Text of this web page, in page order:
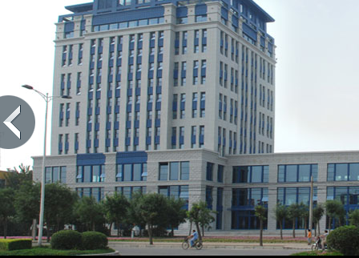
新华书店简介
新华书店发行集团有限公司前身为
新华书店，成立于1949年4月1
属于中原出版传媒集团，其经营范
图书、音像、电子出版物发行，具
学教材发行和评议类教辅发行资
年12月注册变更为河南省新华
行集团有限公司。